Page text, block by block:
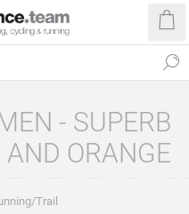
- SUPERB
ORANGE
Trail